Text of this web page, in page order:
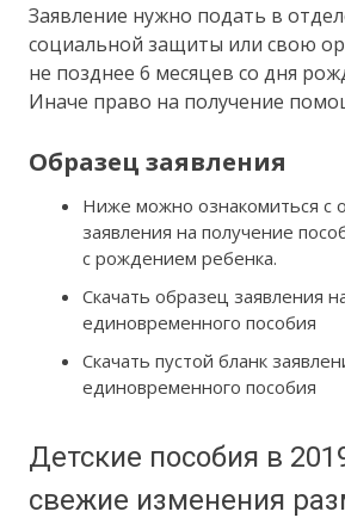
Заявление нужно подать в
социальной защиты или свою
не позднее 6 месяцев со дня
Иначе право на получение
Образец заявления
Ниже можно ознакомиться с
заявления на получение
с рождением ребенка.
Скачать образец заявления
единовременного пособия
Скачать пустой бланк
единовременного пособия
Детские пособия в
свежие изменения